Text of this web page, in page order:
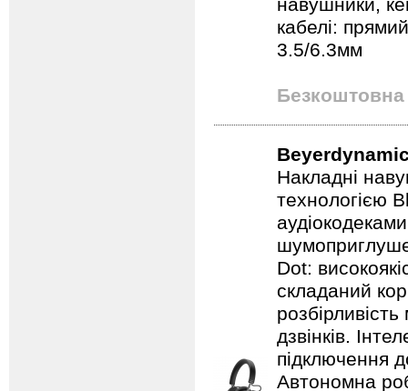
навушники,
кабелі:
3.5/6.3мм
Безкоштовна
Накладні
технологією
Dot:
складаний
дзвінків.
підключення
Автономна